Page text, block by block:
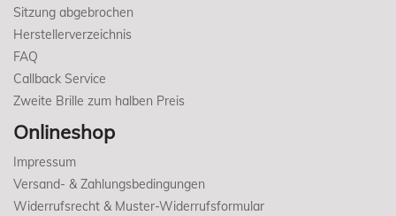
Sitzung abgebrochen
Herstellerverzeichnis
FAQ
Callback Service
Zweite Brille zum halben Preis
Onlineshop
Impressum
Versand- & Zahlungsbedingungen
Widerrufsrecht & Muster-Widerrufsformular